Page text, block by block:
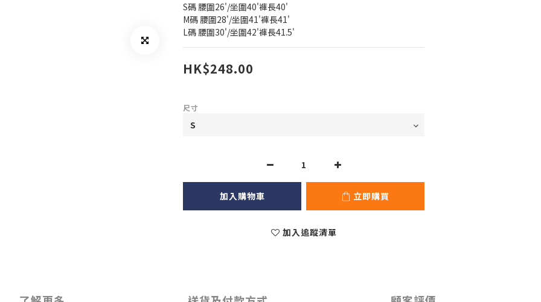
S碼 腰圍26'/坐圍40'褲長40'
M碼 腰圍28'/坐圍41'褲長41'
L碼 腰圍30'/坐圍42'褲長41.5'
HK$248.00
尺寸
加入購物車 立即購買
加入追蹤清單